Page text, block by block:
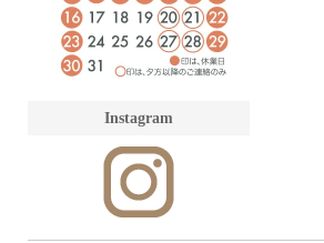
Instagram